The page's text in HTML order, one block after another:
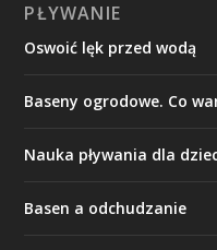
PŁYWANIE
Oswoić lęk przed wodą
Baseny ogrodowe. Co
Nauka pływania dla
Basen a odchudzanie